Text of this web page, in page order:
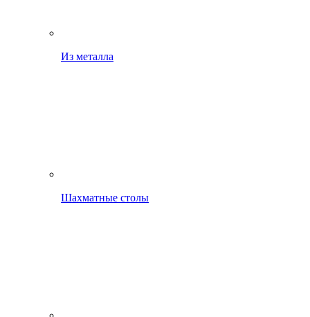
Из металла
Шахматные столы